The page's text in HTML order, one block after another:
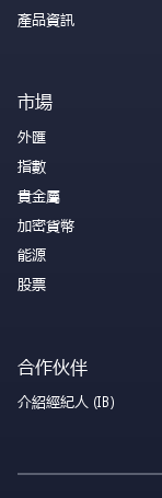
產品資訊
市場
外匯
指數
貴金屬
加密貨幣
能源
股票
合作伙伴
介紹經紀人 (IB)